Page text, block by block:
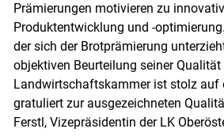
Prämierungen motivieren zu
Produktentwicklung und -
der sich der Brotprämierung
objektiven Beurteilung seiner Qualität
Landwirtschaftskammer ist stolz auf
gratuliert zur ausgezeichneten
Ferstl, Vizepräsidentin der LK